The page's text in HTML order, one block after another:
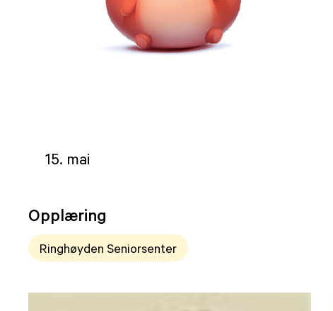
15. mai
Opplæring
Ringhøyden Seniorsenter